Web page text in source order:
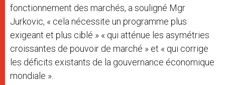
fonctionnement des marchés, a souligné Mgr
Jurkovic, « cela nécessite un programme plus
exigeant et plus ciblé » « qui atténue les asymétries
croissantes de pouvoir de marché » et « qui corrige
les déficits existants de la gouvernance économique
mondiale ».